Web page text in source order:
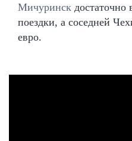
Мичуринск достаточно
поездки, а соседней
евро.